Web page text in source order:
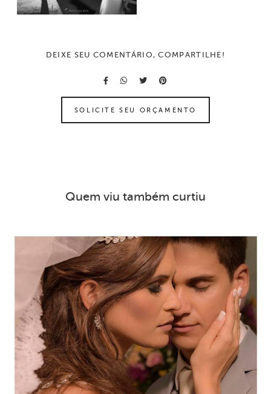
DEIXE SEU COMENTÁRIO, COMPARTILHE!
SOLICITE SEU ORÇAMENTO
Quem viu também curtiu